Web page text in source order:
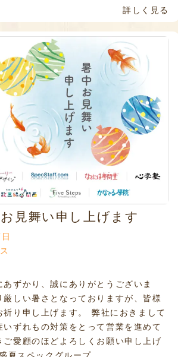
詳しく見る
見舞い申し上げます
ずかり、誠にありがとうございま
しい暑さとなっておりますが、皆様
祈り申し上げます。 弊社におきまして
いずれもの対策をとって営業を進めて
愛顧のほどよろしくお願い申し上げ
夏スペックグループ...